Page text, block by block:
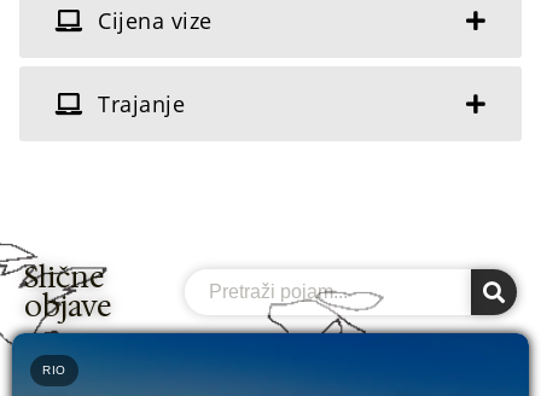
Cijena vize
Trajanje
Slične
objave
Search
RIO